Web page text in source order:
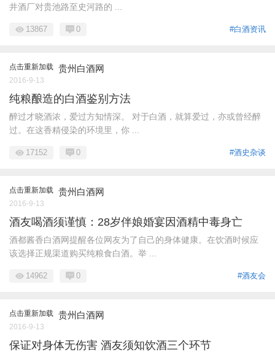
井酒厂对贵池路至史河路的 ...
#白酒资讯
13867 0
点击重新加载 贵州白酒网
2016-9-13
纯粮酿造的白酒鉴别方法
醉过才晓酒浓，爱过方知情深。 对于白酒，就算爱过，亦或曾经醉
过。在这香精侵染的环境里，你 ...
#酒史杂谈
17152 0
点击重新加载 贵州白酒网
2016-9-13
酒友喝酒须谨慎：28岁伴娘婚宴因酒精中毒身亡
酒都酱香白酒网提醒各位网友为了自己的身体健康。在饮酒时候应
该选择正规渠道购买纯粮食白酒。举 ...
#酒友会
14962 0
点击重新加载 贵州白酒网
2016-9-13
保证对身体无伤害 酒友须知饮酒三个环节